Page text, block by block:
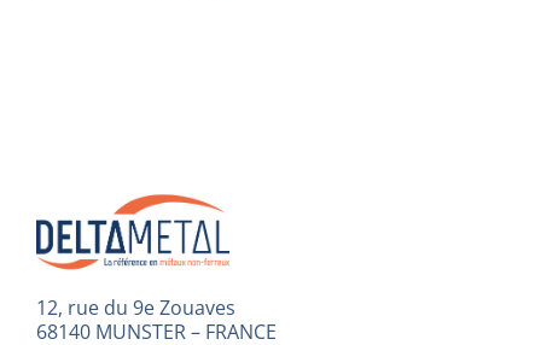
12, rue du 9e Zouaves
68140 MUNSTER – FRANCE